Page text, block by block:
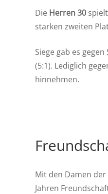
Die Herren 30
starken zweiten
Siege gab es
(5:1). Lediglich
hinnehmen.
Mit den Damen
Jahren